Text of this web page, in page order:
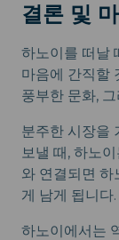
결론 및
하노이를 떠날
마음에 간직할
풍부한 문화,
분주한 시장을
보낼 때, 하노
와 연결되면 하
게 남게 됩니다.
하노이에서는